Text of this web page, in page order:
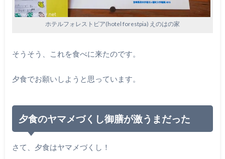
ホテルフォレストピア(hotel forestpia) えのはの家
そうそう、これを食べに来たのです。
夕食でお願いしようと思っています。
夕食のヤマメづくし御膳が激うまだった
さて、夕食はヤマメづくし！